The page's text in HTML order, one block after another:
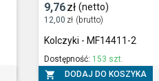
9,76zł (netto)
12,00 zł (brutto)
Kolczyki - MF14411-2
Dostępność: 153 szt.
 DODAJ DO KOSZYKA